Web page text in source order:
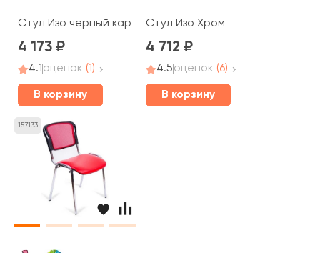
Стул Изо черный каркас, сетка
4 173
4.1оценок (1)
В корзину
Стул Изо Хром
4 712
4.5оценок (6)
В корзину
157133